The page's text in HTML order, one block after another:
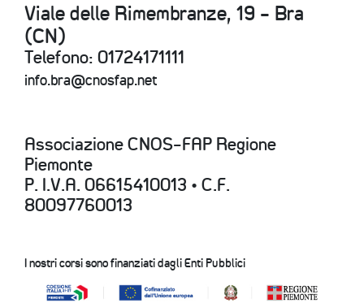
Viale delle Rimembranze, 19 - Bra
(CN)
Telefono: 01724171111
info.bra@cnosfap.net
Associazione CNOS-FAP Regione
Piemonte
P. I.V.A. 06615410013 • C.F.
80097760013
I nostri corsi sono finanziati dagli Enti Pubblici